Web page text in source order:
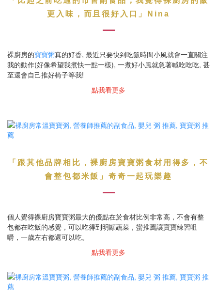
更入味，而且很好入口」Nina
裸廚房的寶寶粥真的好香, 最近只要快到吃飯時間小風就會一直關注
我的動作(好像希望我煮快一點一樣), 一煮好小風就急著喊吃吃吃, 甚
至還會自己推好椅子等我!
點我看更多
「 跟其他品牌相比，裸廚房寶寶粥食材用得多，不
會整包都米飯 」 奇奇一起玩樂趣
個人覺得裸廚房寶寶粥最大的優點在於食材比例非常高，不會有整
包都在吃飯的感覺，可以吃得到明顯蔬菜，蠻推薦讓寶寶練習咀
嚼，一歲左右都還可以吃。
點我看更多